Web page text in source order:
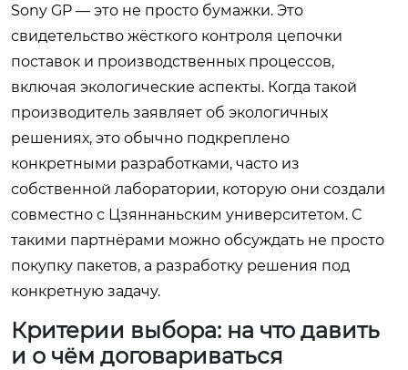
Sony GP — это не просто бумажки. Это
свидетельство жёсткого контроля цепочки
поставок и производственных процессов,
включая экологические аспекты. Когда такой
производитель заявляет об экологичных
решениях, это обычно подкреплено
конкретными разработками, часто из
собственной лаборатории, которую они создали
совместно с Цзяннаньским университетом. С
такими партнёрами можно обсуждать не просто
покупку пакетов, а разработку решения под
конкретную задачу.
Критерии выбора: на что давить
и о чём договариваться